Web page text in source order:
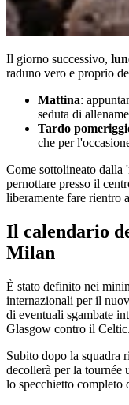
Il giorno successivo,
raduno vero e proprio
Mattina:
seduta di
Tardo
che per
Come sottolineato dalla
pernottare presso il
liberamente fare rientro
Il calendario
Milan
È stato definito nei
internazionali per il
di eventuali sgambate
Glasgow contro il Celtic.
Subito dopo la squadra
decollerà per la
lo specchietto completo